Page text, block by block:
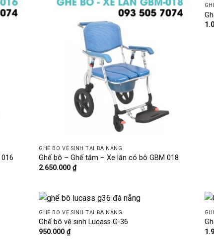
GHẾ BÔ VỆ SINH TẠI ĐÀ NẴNG
Ghế bô – Ghế tắm – Xe lăn có bô GBM 018
2.650.000₫
GHẾ BÔ VỆ SINH TẠI ĐÀ NẴNG
Ghế bô vệ sinh Lucass G-36
950.000₫